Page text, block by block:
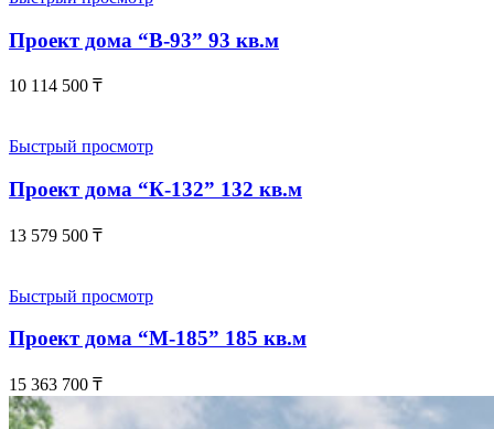
Проект дома “В-93” 93 кв.м
10 114 500 ₸
Быстрый просмотр
Проект дома “К-132” 132 кв.м
13 579 500 ₸
Быстрый просмотр
Проект дома “М-185” 185 кв.м
15 363 700 ₸